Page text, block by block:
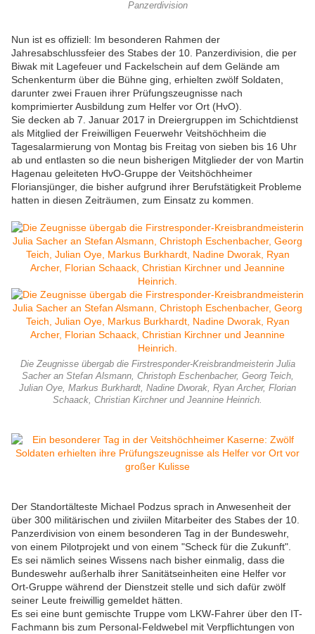
Panzerdivision
Nun ist es offiziell: Im besonderen Rahmen der
Jahresabschlussfeier des Stabes der 10. Panzerdivision, die per
Biwak mit Lagefeuer und Fackelschein auf dem Gelände am
Schenkenturm über die Bühne ging, erhielten zwölf Soldaten,
darunter zwei Frauen ihrer Prüfungszeugnisse nach
komprimierter Ausbildung zum Helfer vor Ort (HvO).
Sie decken ab 7. Januar 2017 in Dreiergruppen im Schichtdienst
als Mitglied der Freiwilligen Feuerwehr Veitshöchheim die
Tagesalarmierung von Montag bis Freitag von sieben bis 16 Uhr
ab und entlasten so die neun bisherigen Mitglieder der von Martin
Hagenau geleiteten HvO-Gruppe der Veitshöchheimer
Floriansjünger, die bisher aufgrund ihrer Berufstätigkeit Probleme
hatten in diesen Zeiträumen, zum Einsatz zu kommen.
Die Zeugnisse übergab die Firstresponder-Kreisbrandmeisterin Julia
Sacher an Stefan Alsmann, Christoph Eschenbacher, Georg Teich,
Julian Oye, Markus Burkhardt, Nadine Dworak, Ryan Archer, Florian
Schaack, Christian Kirchner und Jeannine Heinrich.
Der Standortälteste Michael Podzus sprach in Anwesenheit der
über 300 militärischen und ziviilen Mitarbeiter des Stabes der 10.
Panzerdivision von einem besonderen Tag in der Bundeswehr,
von einem Pilotprojekt und von einem "Scheck für die Zukunft".
Es sei nämlich seines Wissens nach bisher einmalig, dass die
Bundeswehr außerhalb ihrer Sanitätseinheiten eine Helfer vor
Ort-Gruppe während der Dienstzeit stelle und sich dafür zwölf
seiner Leute freiwillig gemeldet hätten.
Es sei eine bunt gemischte Truppe vom LKW-Fahrer über den IT-
Fachmann bis zum Personal-Feldwebel mit Verpflichtungen von